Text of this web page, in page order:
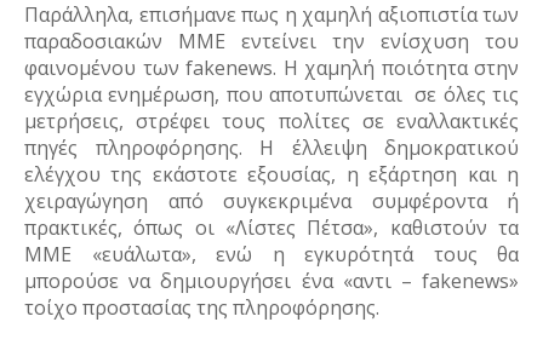
Παράλληλα, επισήμανε πως η χαμηλή αξιοπιστία των
παραδοσιακών ΜΜΕ εντείνει την ενίσχυση του
φαινομένου των fakenews. Η χαμηλή ποιότητα στην
εγχώρια ενημέρωση, που αποτυπώνεται  σε όλες τις
μετρήσεις, στρέφει τους πολίτες σε εναλλακτικές
πηγές πληροφόρησης. Η έλλειψη δημοκρατικού
ελέγχου της εκάστοτε εξουσίας, η εξάρτηση και η
χειραγώγηση από συγκεκριμένα συμφέροντα ή
πρακτικές, όπως οι «Λίστες Πέτσα», καθιστούν τα
ΜΜΕ «ευάλωτα», ενώ η εγκυρότητά τους θα
μπορούσε να δημιουργήσει ένα «αντι – fakenews»
τοίχο προστασίας της πληροφόρησης.